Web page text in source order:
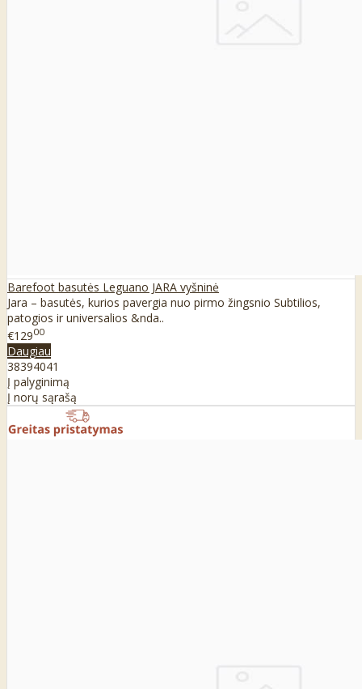
Barefoot basutės Leguano JARA vyšninė
Jara – basutės, kurios pavergia nuo pirmo žingsnio Subtilios,
patogios ir universalios &nda..
€12900
Daugiau
38394041
Į palyginimą
Į norų sąrašą